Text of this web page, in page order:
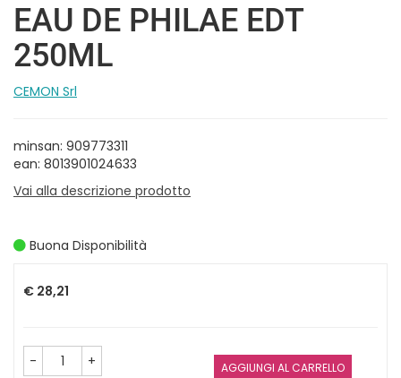
EAU DE PHILAE EDT
250ML
CEMON Srl
minsan: 909773311
ean: 8013901024633
Vai alla descrizione prodotto
Buona Disponibilità
€ 28,21
- + AGGIUNGI AL CARRELLO